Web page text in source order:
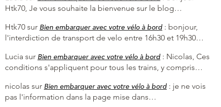
Htk70, Je vous souhaite la bienvenue sur le blog…
Htk70 sur Bien embarquer avec votre vélo à bord : bonjour,
l'interdiction de transport de velo entre 16h30 et 19h30…
Lucia sur Bien embarquer avec votre vélo à bord : Nicolas, Ces
conditions s'appliquent pour tous les trains, y compris…
nicolas sur Bien embarquer avec votre vélo à bord : je ne vois
pas l'information dans la page mise dans…